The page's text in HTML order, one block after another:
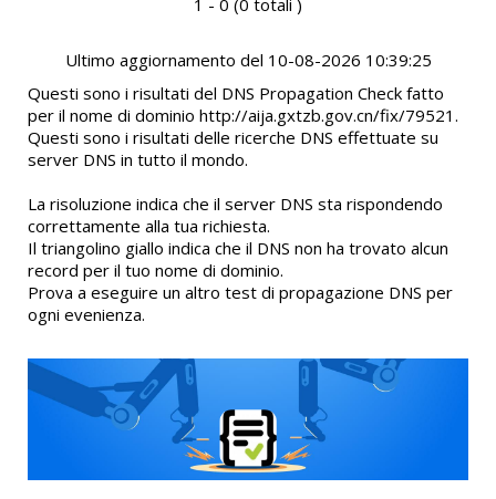
Ultimo aggiornamento del 10-08-2026 10:39:25
Questi sono i risultati del DNS Propagation Check fatto
per il nome di dominio http://aija.gxtzb.gov.cn/fix/79521.
Questi sono i risultati delle ricerche DNS effettuate su
server DNS in tutto il mondo.
La risoluzione indica che il server DNS sta rispondendo
correttamente alla tua richiesta.
Il triangolino giallo indica che il DNS non ha trovato alcun
record per il tuo nome di dominio.
Prova a eseguire un altro test di propagazione DNS per
ogni evenienza.